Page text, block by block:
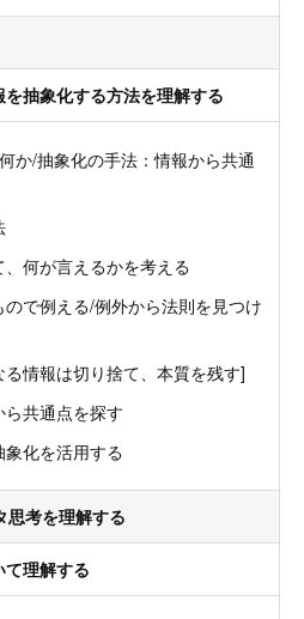
を抽象化する方法を理解する
か/抽象化の手法：情報から共通
何が言えるかを考える
で例える/例外から法則を見つけ
情報は切り捨て、本質を残す]
ら共通点を探す
象化を活用する
思考を理解する
て理解する